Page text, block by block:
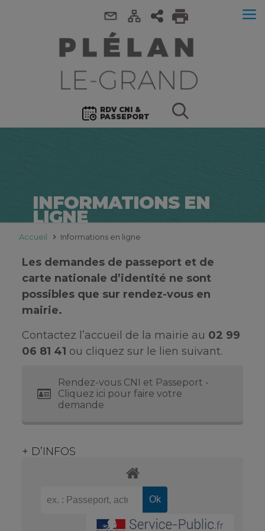
RDV CNI &
PASSEPORT
INFORMATIONS EN
LIGNE
Accueil Informations en ligne
Les demandes de passeport et de
carte nationale d’identité ne sont
possibles que sur rendez-vous en
mairie.
Contactez l’accueil de la mairie au 02 99
06 81 41 ou cliquez sur le lien suivant.
Rendez-vous CNI et Passeport -
Cliquez ici pour faire votre
demande
+ D’INFOS